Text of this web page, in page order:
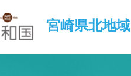
宮崎県北地域